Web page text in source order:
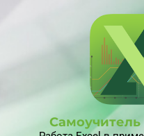
Самоучитель